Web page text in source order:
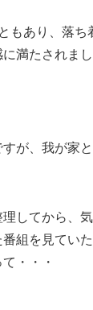
もあり、落ち
満たされま
が、我が家
してから、
番組を見てい
・・・